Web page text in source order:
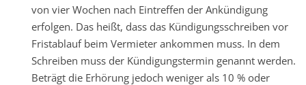
von vier Wochen nach Eintreffen der Ankündigung
erfolgen. Das heißt, dass das Kündigungsschreiben vor
Fristablauf beim Vermieter ankommen muss. In dem
Schreiben muss der Kündigungstermin genannt werden.
Beträgt die Erhörung jedoch weniger als 10 % oder